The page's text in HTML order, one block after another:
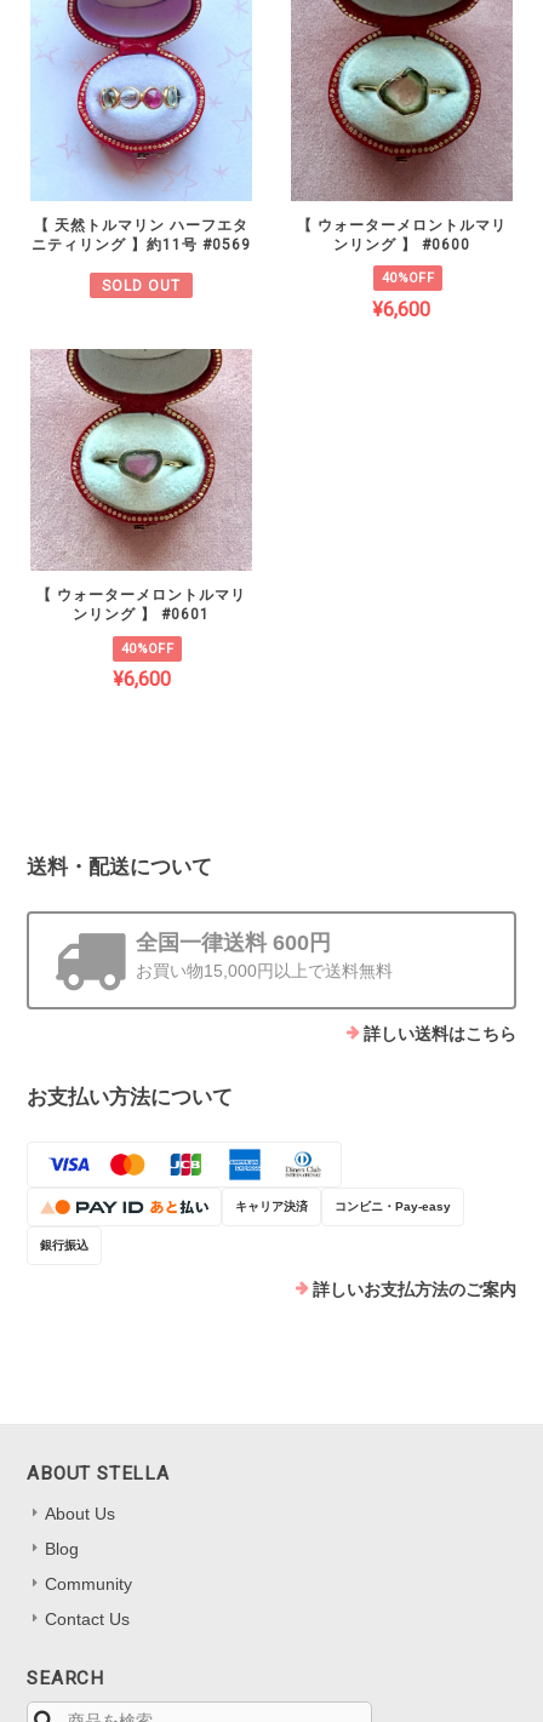
【 天然トルマリン ハーフエタ
ニティリング 】約11号 #0569
SOLD OUT
【 ウォーターメロントルマリ
ンリング 】 #0600
40%OFF
¥6,600
【 ウォーターメロントルマリ
ンリング 】 #0601
40%OFF
¥6,600
送料・配送について
全国一律送料 600円
お買い物15,000円以上で送料無料
詳しい送料はこちら
お支払い方法について
キャリア決済 コンビニ・Pay-easy
銀行振込
詳しいお支払方法のご案内
ABOUT STELLA
About Us
Blog
Community
Contact Us
SEARCH